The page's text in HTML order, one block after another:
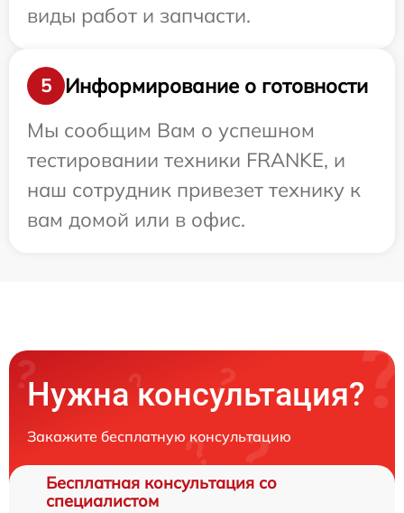
виды работ и запчасти.
5
Информирование о готовности
Мы сообщим Вам о успешном
тестировании техники FRANKE, и
наш сотрудник привезет технику к
вам домой или в офис.
Нужна консультация?
Закажите бесплатную консультацию
Бесплатная консультация со
специалистом